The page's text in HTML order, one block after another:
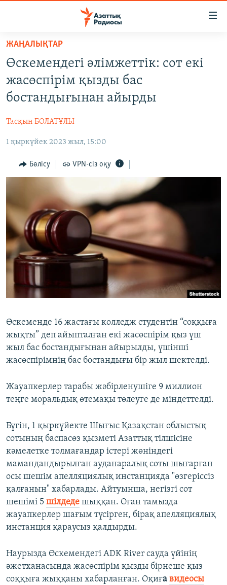
Skip
main
content
Skip
main
Skip
Search
AZATTYQTV
АДАМ ҚҰҚЫҚТАРЫ
ӘЛЕУМЕТ
ӘЛЕМ
АРНАЙЫ ЖОБАЛАР
Русский
ЖАЗЫЛЫҢЫЗ
Басқа тілдерде
ЖАҢАЛЫҚТАР
Өскемендегі әлімжеттік: сот екі
жасөспірім қызды бас
бостандығынан айырды
Тасқын БОЛАТҰЛЫ
1 қыркүйек 2023 жыл, 15:00
Бөлісу VPN-сіз оқу
Өскеменде 16 жастағы колледж студентін “соққыға
жықты” деп айыпталған екі жасөспірім қыз үш
жыл бас бостандығынан айырылды, үшінші
жасөспірімнің бас бостандығы бір жыл шектелді.
Жауапкерлер тарабы жәбірленушіге 9 миллион
теңге моральдық өтемақы төлеуге де міндеттелді.
Бүгін, 1 қыркүйекте Шығыс Қазақстан облыстық
сотының баспасөз қызметі Азаттық тілшісіне
кәмелетке толмағандар істері жөніндегі
мамандандырылған ауданаралық соты шығарған
осы шешім апелляциялық инстанцияда "өзгеріссіз
қалғанын" хабарлады. Айтуынша, негізгі сот
шешімі 5 шілдеде шыққан. Оған тамызда
жауапкерлер шағым түсірген, бірақ апелляциялық
инстанция қараусыз қалдырды.
Наурызда Өскемендегі ADK River сауда үйінің
әжетханасында жасөспірім қызды бірнеше қыз
соққыға жыққаны хабарланған. Оқиға видеосы